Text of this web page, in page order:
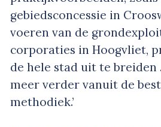
gebiedsconcessie in
voeren van de
corporaties in Hoogvliet,
de hele stad uit te breiden
meer verder vanuit de
methodiek.’